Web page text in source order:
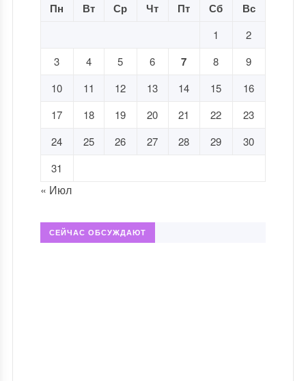
Пн Вт Ср Чт Пт Сб Вс
1
2
3
4 5 6 7 8
9
10
11 12 13 14 15
16
17
18 19 20 21 22
23
24
25 26 27 28 29
30
31
« Июл
СЕЙЧАС ОБСУЖДАЮТ